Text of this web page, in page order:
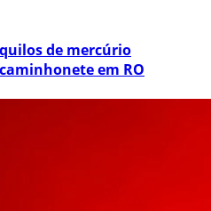
de mercúrio
em RO